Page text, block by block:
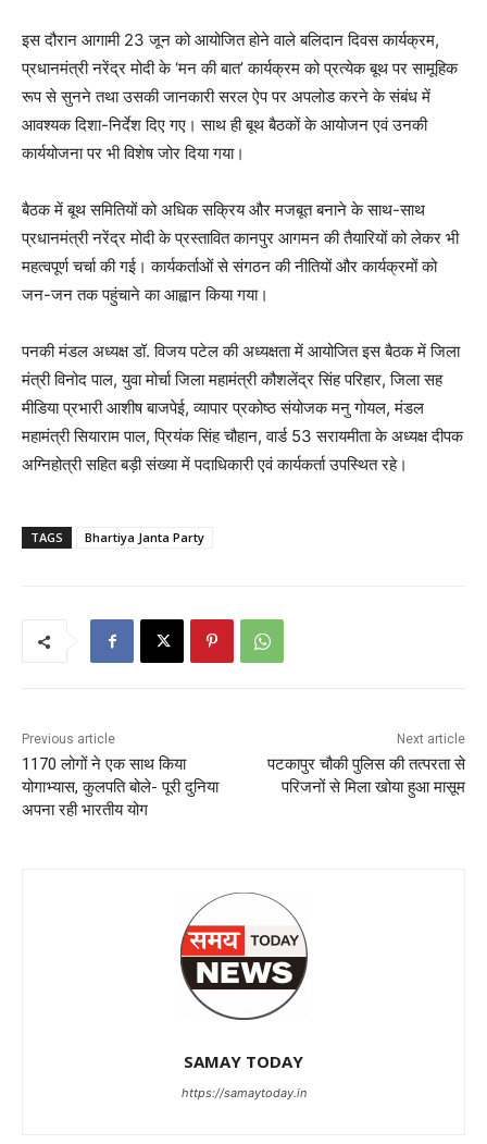
इस दौरान आगामी 23 जून को आयोजित होने वाले बलिदान दिवस कार्यक्रम,
प्रधानमंत्री नरेंद्र मोदी के ‘मन की बात’ कार्यक्रम को प्रत्येक बूथ पर सामूहिक
रूप से सुनने तथा उसकी जानकारी सरल ऐप पर अपलोड करने के संबंध में
आवश्यक दिशा-निर्देश दिए गए। साथ ही बूथ बैठकों के आयोजन एवं उनकी
कार्ययोजना पर भी विशेष जोर दिया गया।
बैठक में बूथ समितियों को अधिक सक्रिय और मजबूत बनाने के साथ-साथ
प्रधानमंत्री नरेंद्र मोदी के प्रस्तावित कानपुर आगमन की तैयारियों को लेकर भी
महत्वपूर्ण चर्चा की गई। कार्यकर्ताओं से संगठन की नीतियों और कार्यक्रमों को
जन-जन तक पहुंचाने का आह्वान किया गया।
पनकी मंडल अध्यक्ष डॉ. विजय पटेल की अध्यक्षता में आयोजित इस बैठक में जिला
मंत्री विनोद पाल, युवा मोर्चा जिला महामंत्री कौशलेंद्र सिंह परिहार, जिला सह
मीडिया प्रभारी आशीष बाजपेई, व्यापार प्रकोष्ठ संयोजक मनु गोयल, मंडल
महामंत्री सियाराम पाल, प्रियंक सिंह चौहान, वार्ड 53 सरायमीता के अध्यक्ष दीपक
अग्निहोत्री सहित बड़ी संख्या में पदाधिकारी एवं कार्यकर्ता उपस्थित रहे।
TAGS Bhartiya Janta Party
Previous article
1170 लोगों ने एक साथ किया
योगाभ्यास, कुलपति बोले- पूरी दुनिया
अपना रही भारतीय योग
Next article
पटकापुर चौकी पुलिस की तत्परता से
परिजनों से मिला खोया हुआ मासूम
SAMAY TODAY
https://samaytoday.in